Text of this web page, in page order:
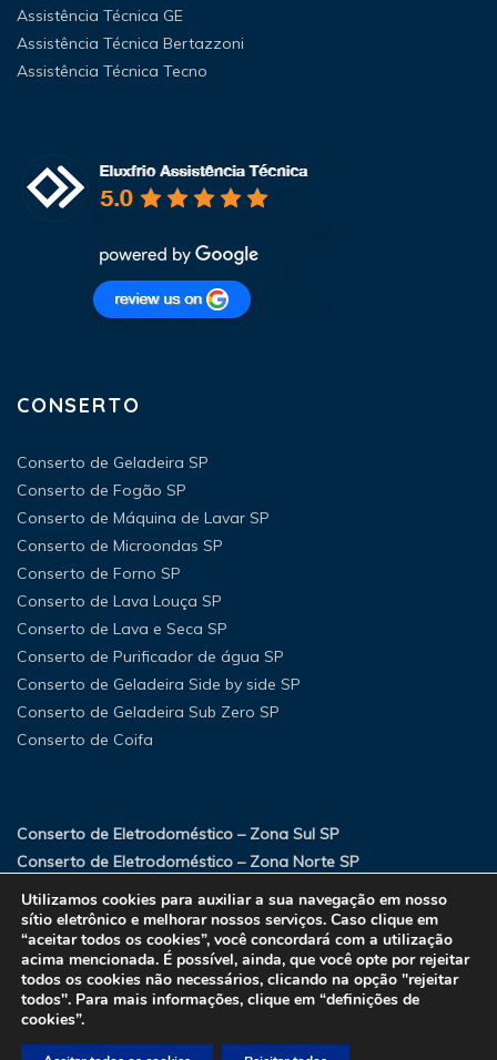
Assistência Técnica GE
Assistência Técnica Bertazzoni
Assistência Técnica Tecno
CONSERTO
Conserto de Geladeira SP
Conserto de Fogão SP
Conserto de Máquina de Lavar SP
Conserto de Microondas SP
Conserto de Forno SP
Conserto de Lava Louça SP
Conserto de Lava e Seca SP
Conserto de Purificador de água SP
Conserto de Geladeira Side by side SP
Conserto de Geladeira Sub Zero SP
Conserto de Coifa
Conserto de Eletrodoméstico – Zona Sul SP
Conserto de Eletrodoméstico – Zona Norte SP
Conserto de Eletrodoméstico – Zona Oeste SP
Conserto de Eletrodoméstico – Zona Leste SP
Utilizamos cookies para auxiliar a sua navegação em nosso
sítio eletrônico e melhorar nossos serviços. Caso clique em
“aceitar todos os cookies”, você concordará com a utilização
acima mencionada. É possível, ainda, que você opte por rejeitar
todos os cookies não necessários, clicando na opção "rejeitar
todos". Para mais informações, clique em “definições de
cookies”.